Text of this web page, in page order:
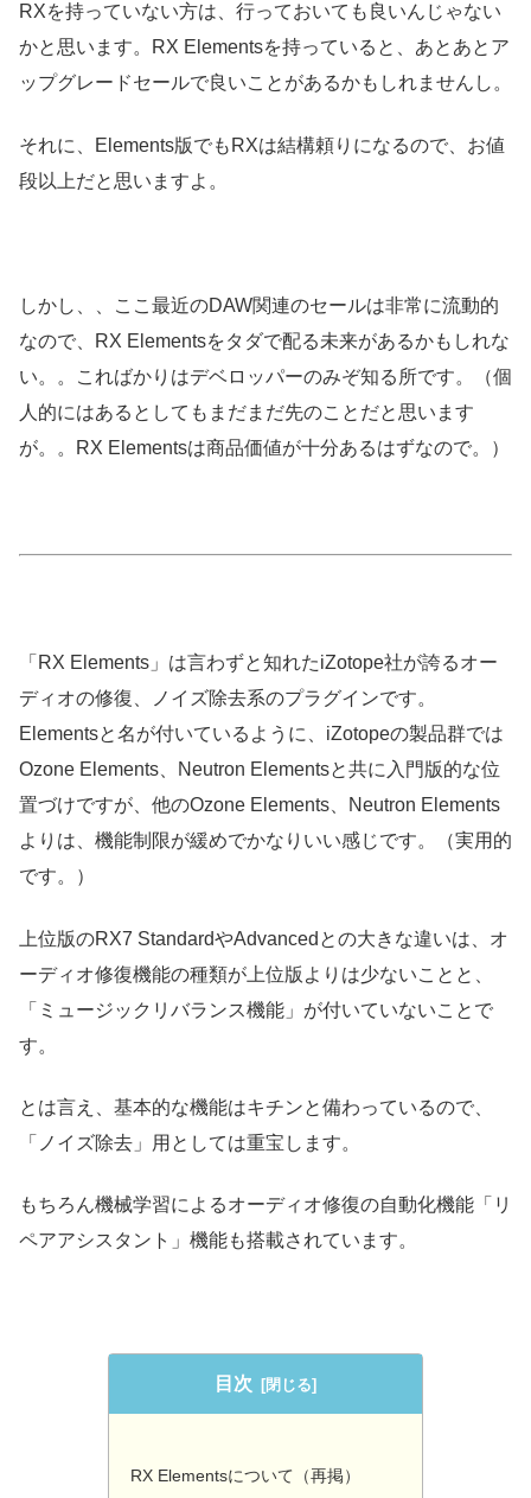
RXを持っていない方は、行っておいても良いんじゃない
かと思います。RX Elementsを持っていると、あとあとア
ップグレードセールで良いことがあるかもしれませんし。
それに、Elements版でもRXは結構頼りになるので、お値
段以上だと思いますよ。
しかし、、ここ最近のDAW関連のセールは非常に流動的
なので、RX Elementsをタダで配る未来があるかもしれな
い。。こればかりはデベロッパーのみぞ知る所です。（個
人的にはあるとしてもまだまだ先のことだと思います
が。。RX Elementsは商品価値が十分あるはずなので。）
「RX Elements」は言わずと知れたiZotope社が誇るオー
ディオの修復、ノイズ除去系のプラグインです。
Elementsと名が付いているように、iZotopeの製品群では
Ozone Elements、Neutron Elementsと共に入門版的な位
置づけですが、他のOzone Elements、Neutron Elements
よりは、機能制限が緩めでかなりいい感じです。（実用的
です。
）
上位版のRX7 StandardやAdvancedとの大きな違いは、オ
ーディオ修復機能の種類が上位版よりは少ないことと、
「ミュージックリバランス機能」が付いていないことで
す。
とは言え、基本的な機能はキチンと備わっているので、
「ノイズ除去」用としては重宝します。
もちろん機械学習によるオーディオ修復の自動化機能「リ
ペアアシスタント」機能も搭載されています。
目次
RX Elementsについて（再掲）